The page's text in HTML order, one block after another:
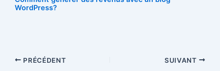
WordPress?
PRÉCÉDENT SUIVANT